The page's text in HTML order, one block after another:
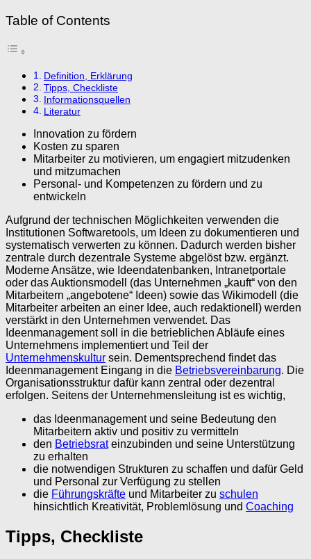
Table of Contents
Definition, Erklärung
Tipps, Checkliste
Informationsquellen
Literatur
Innovation zu fördern
Kosten zu sparen
Mitarbeiter zu motivieren, um engagiert mitzudenken
und mitzumachen
Personal- und Kompetenzen zu fördern und zu
entwickeln
Aufgrund der technischen Möglichkeiten verwenden die
Institutionen Softwaretools, um Ideen zu dokumentieren und
systematisch verwerten zu können. Dadurch werden bisher
zentrale durch dezentrale Systeme abgelöst bzw. ergänzt.
Moderne Ansätze, wie Ideendatenbanken, Intranetportale
oder das Auktionsmodell (das Unternehmen „kauft“ von den
Mitarbeitern „angebotene“ Ideen) sowie das Wikimodell (die
Mitarbeiter arbeiten an einer Idee, auch redaktionell) werden
verstärkt in den Unternehmen verwendet. Das
Ideenmanagement soll in die betrieblichen Abläufe eines
Unternehmens implementiert und Teil der
Unternehmenskultur sein. Dementsprechend findet das
Ideenmanagement Eingang in die Betriebsvereinbarung. Die
Organisationsstruktur dafür kann zentral oder dezentral
erfolgen. Seitens der Unternehmensleitung ist es wichtig,
das Ideenmanagement und seine Bedeutung den
Mitarbeitern aktiv und positiv zu vermitteln
den Betriebsrateinzubinden und seine Unterstützung
zu erhalten
die notwendigen Strukturen zu schaffen und dafür Geld
und Personal zur Verfügung zu stellen
die Führungskräfte und Mitarbeiter zu schulen
hinsichtlich Kreativität, Problemlösung und Coaching
Tipps, Checkliste